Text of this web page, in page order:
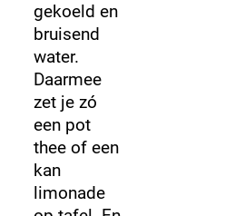
gekoeld en
bruisend
water.
Daarmee
zet je zó
een pot
thee of een
kan
limonade